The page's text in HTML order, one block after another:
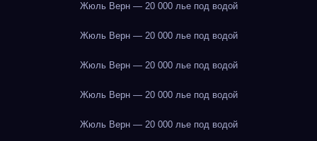
Жюль Верн — 20 000 лье под водой
Жюль Верн — 20 000 лье под водой
Жюль Верн — 20 000 лье под водой
Жюль Верн — 20 000 лье под водой
Жюль Верн — 20 000 лье под водой